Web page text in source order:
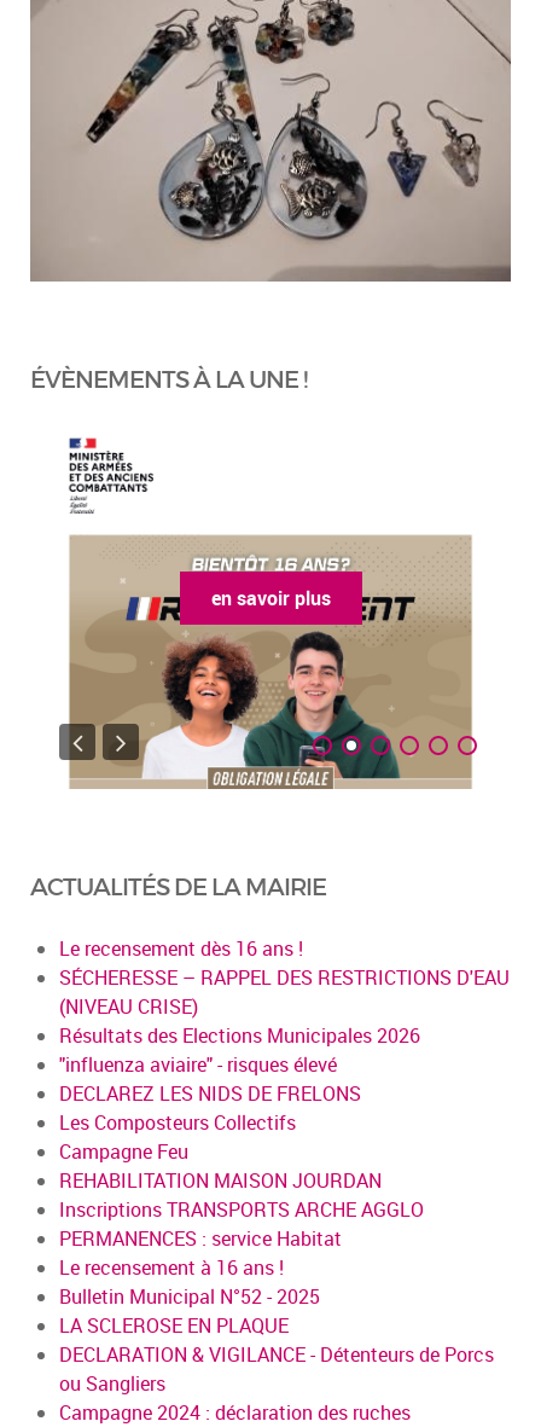
ÉVÈNEMENTS À LA UNE !
en savoir plus
ACTUALITÉS DE LA MAIRIE
Le recensement dès 16 ans !
SÉCHERESSE – RAPPEL DES RESTRICTIONS D'EAU
(NIVEAU CRISE)
Résultats des Elections Municipales 2026
"influenza aviaire" - risques élevé
DECLAREZ LES NIDS DE FRELONS
Les Composteurs Collectifs
Campagne Feu
REHABILITATION MAISON JOURDAN
Inscriptions TRANSPORTS ARCHE AGGLO
PERMANENCES : service Habitat
Le recensement à 16 ans !
Bulletin Municipal N°52 - 2025
LA SCLEROSE EN PLAQUE
DECLARATION & VIGILANCE - Détenteurs de Porcs
ou Sangliers
Campagne 2024 : déclaration des ruches